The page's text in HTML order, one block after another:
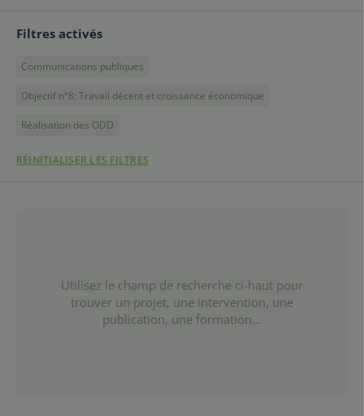
Filtres activés
Communications publiques
Objectif n°8: Travail décent et croissance économique
Réalisation des ODD
RÉINITIALISER LES FILTRES
Utilisez le champ de recherche ci-haut pour
trouver un projet, une intervention, une
publication, une formation...